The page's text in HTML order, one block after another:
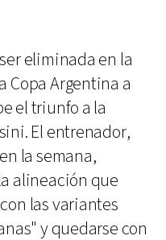
eliminada en la
Copa Argentina a
el triunfo a la
El entrenador,
la semana,
alineación que
las variantes
y quedarse con